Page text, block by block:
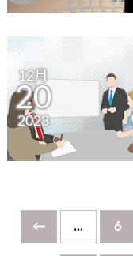
12月
20
2023
← ... 6